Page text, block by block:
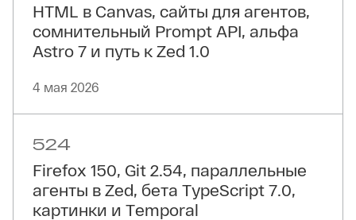
HTML в Canvas, сайты для агентов,
сомнительный Prompt API, альфа
Astro 7 и путь к Zed 1.0
4 мая 2026
524
Firefox 150, Git 2.54, параллельные
агенты в Zed, бета TypeScript 7.0,
картинки и Temporal